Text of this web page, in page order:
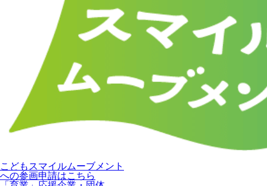
こどもスマイルムーブメント
への参画申請はこちら